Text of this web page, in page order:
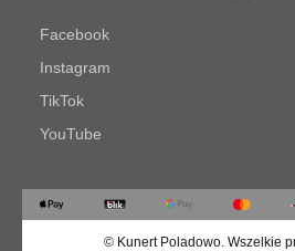
Facebook
Instagram
TikTok
YouTube
© Kunert Poladowo. Wszelkie